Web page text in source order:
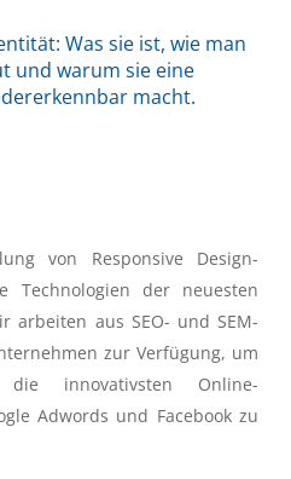
Was sie ist, wie man
und warum sie eine
macht.
von Responsive Design-
Technologien der neuesten
arbeiten aus SEO- und SEM-
zur Verfügung, um
innovativsten Online-
Adwords und Facebook zu